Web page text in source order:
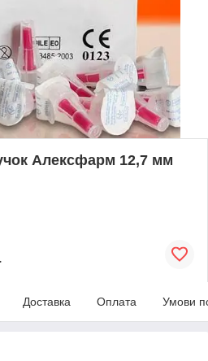
Алексфарм 12,7 мм
Доставка Оплата Умови